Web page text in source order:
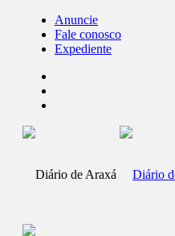
Anuncie
Fale conosco
Expediente